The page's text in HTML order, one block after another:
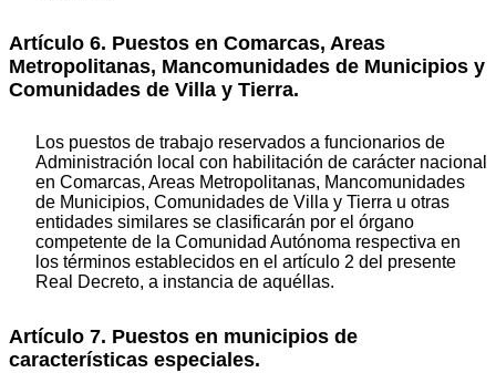
Artículo 6. Puestos en Comarcas, Areas
Metropolitanas, Mancomunidades de Municipios y
Comunidades de Villa y Tierra.
Los puestos de trabajo reservados a funcionarios de
Administración local con habilitación de carácter nacional
en Comarcas, Areas Metropolitanas, Mancomunidades
de Municipios, Comunidades de Villa y Tierra u otras
entidades similares se clasificarán por el órgano
competente de la Comunidad Autónoma respectiva en
los términos establecidos en el artículo 2 del presente
Real Decreto, a instancia de aquéllas.
Artículo 7. Puestos en municipios de
características especiales.